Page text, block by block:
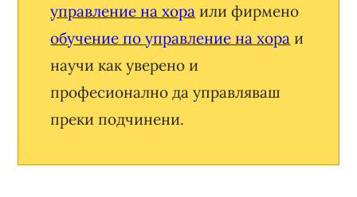
управление на хора или фирмено
обучение по управление на хора и
научи как уверено и
професионално да управляваш
преки подчинени.